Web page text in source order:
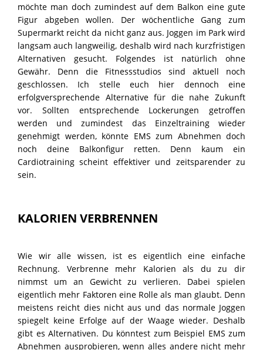
möchte man doch zumindest auf dem Balkon eine gute
Figur abgeben wollen. Der wöchentliche Gang zum
Supermarkt reicht da nicht ganz aus. Joggen im Park wird
langsam auch langweilig, deshalb wird nach kurzfristigen
Alternativen gesucht. Folgendes ist natürlich ohne
Gewähr. Denn die Fitnessstudios sind aktuell noch
geschlossen. Ich stelle euch hier dennoch eine
erfolgversprechende Alternative für die nahe Zukunft
vor. Sollten entsprechende Lockerungen getroffen
werden und zumindest das Einzeltraining wieder
genehmigt werden, könnte EMS zum Abnehmen doch
noch deine Balkonfigur retten. Denn kaum ein
Cardiotraining scheint effektiver und zeitsparender zu
sein.
KALORIEN VERBRENNEN
Wie wir alle wissen, ist es eigentlich eine einfache
Rechnung. Verbrenne mehr Kalorien als du zu dir
nimmst um an Gewicht zu verlieren. Dabei spielen
eigentlich mehr Faktoren eine Rolle als man glaubt. Denn
meistens reicht dies nicht aus und das normale Joggen
spiegelt keine Erfolge auf der Waage wieder. Deshalb
gibt es Alternativen. Du könntest zum Beispiel EMS zum
Abnehmen ausprobieren, wenn alles andere nicht mehr